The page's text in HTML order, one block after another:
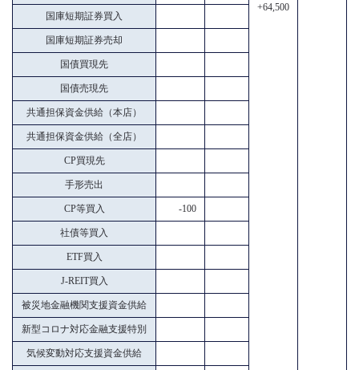
+64,500
国庫短期証券買入
国庫短期証券売却
国債買現先
国債売現先
共通担保資金供給（本店）
共通担保資金供給（全店）
CP買現先
手形売出
CP等買入 -100
社債等買入
ETF買入
J-REIT買入
被災地金融機関支援資金供給
新型コロナ対応金融支援特別
気候変動対応支援資金供給